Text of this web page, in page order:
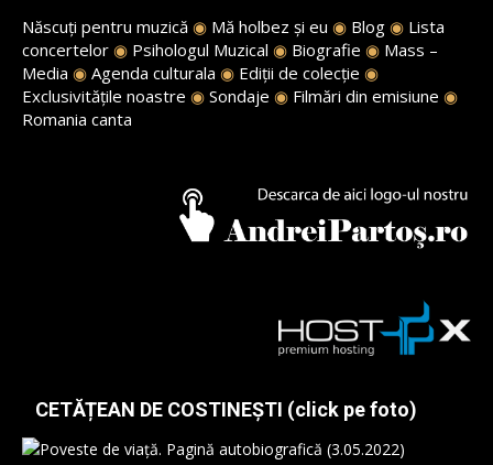
Născuți pentru muzică ◉ Mă holbez și eu ◉ Blog ◉ Lista
concertelor ◉ Psihologul Muzical ◉ Biografie ◉ Mass –
Media ◉ Agenda culturala ◉ Ediții de colecție ◉
Exclusivitățile noastre ◉ Sondaje ◉ Filmări din emisiune ◉
Romania canta
CETĂȚEAN DE COSTINEȘTI (click pe foto)